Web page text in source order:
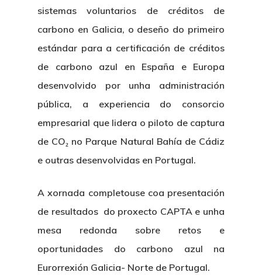
sistemas voluntarios de créditos de
carbono en Galicia, o deseño do primeiro
estándar para a certificación de créditos
de carbono azul en España e Europa
desenvolvido por unha administración
pública, a experiencia do consorcio
empresarial que lidera o piloto de captura
de CO₂ no Parque Natural Bahía de Cádiz
e outras desenvolvidas en Portugal.
A xornada completouse coa presentación
de resultados do proxecto CAPTA e unha
mesa redonda sobre retos e
oportunidades do carbono azul na
Eurorrexión Galicia- Norte de Portugal.